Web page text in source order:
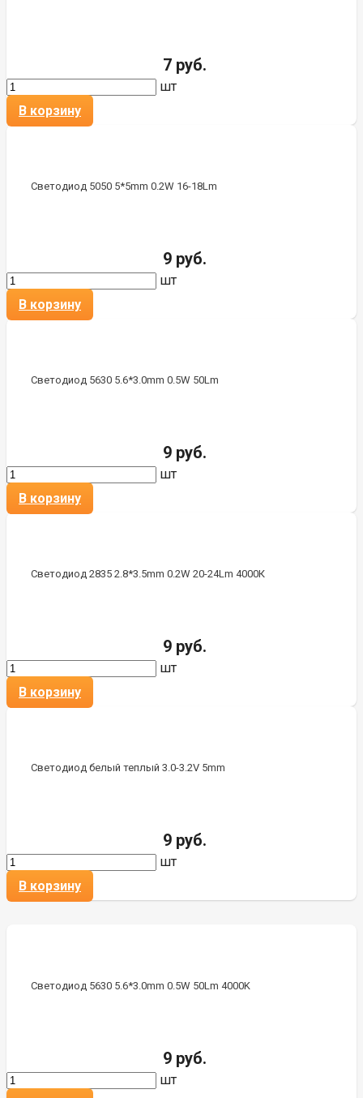
7 руб.
шт
В корзину
Светодиод 5050 5*5mm 0.2W 16-18Lm
9 руб.
шт
В корзину
Светодиод 5630 5.6*3.0mm 0.5W 50Lm
9 руб.
шт
В корзину
Светодиод 2835 2.8*3.5mm 0.2W 20-24Lm 4000К
9 руб.
шт
В корзину
Светодиод белый теплый 3.0-3.2V 5mm
9 руб.
шт
В корзину
Светодиод 5630 5.6*3.0mm 0.5W 50Lm 4000K
9 руб.
шт